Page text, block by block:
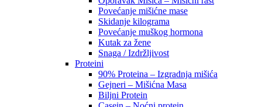
Povećanje mišićne mase
Skidanje kilograma
Povećanje muškog hormona
Kutak za žene
Snaga / Izdržljivost
Proteini
90% Proteina – Izgradnja mišića
Gejneri – Mišićna Masa
Biljni Protein